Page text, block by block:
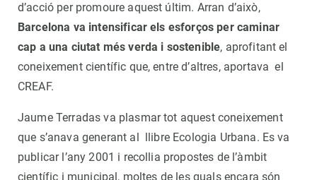
d’acció per promoure aquest últim. Arran d’això,
Barcelona va intensificar els esforços per caminar
cap a una ciutat més verda i sostenible, aprofitant el
coneixement científic que, entre d’altres, aportava el
CREAF.
Jaume Terradas va plasmar tot aquest coneixement
que s’anava generant al llibre Ecologia Urbana. Es va
publicar l’any 2001 i recollia propostes de l’àmbit
científic i municipal, moltes de les quals encara són